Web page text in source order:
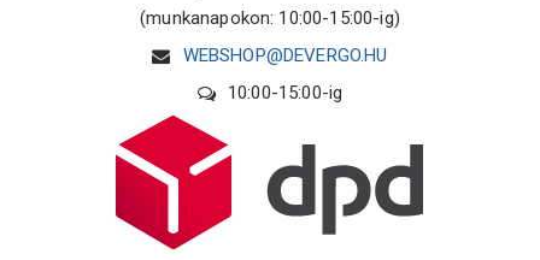
(munkanapokon: 10:00-15:00-ig)
WEBSHOP@DEVERGO.HU
10:00-15:00-ig